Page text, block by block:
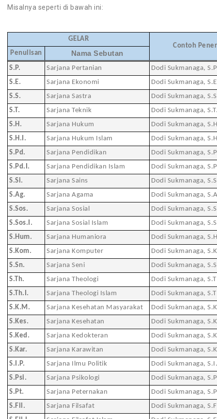
Misalnya seperti di bawah ini:
GELAR
Contoh
Penulisan
Nama Sebutan
S.P. Sarjana Pertanian
Dodi Sukmanaga,
S.E.
Sarjana Ekonomi
Dodi Sukmanaga,
S.S.
Sarjana Sastra
Dodi Sukmanaga,
S.T.
Sarjana Teknik
Dodi Sukmanaga,
S.H.
Sarjana Hukum
Dodi Sukmanaga,
S.H.I.
Sarjana Hukum Islam
Dodi Sukmanaga,
S.Pd.
Sarjana Pendidikan
Dodi Sukmanaga,
S.Pd.I.
Sarjana Pendidikan Islam
Dodi Sukmanaga,
S.Si.
Sarjana Sains
Dodi Sukmanaga,
S.Ag.
Sarjana Agama
Dodi Sukmanaga,
S.Sos.
Sarjana Sosial
Dodi Sukmanaga,
S.Sos.I.
Sarjana Sosial Islam
Dodi Sukmanaga,
S.Hum.
Sarjana Humaniora
Dodi Sukmanaga,
S.Kom.
Sarjana Komputer
Dodi Sukmanaga,
S.Sn.
Sarjana Seni
Dodi Sukmanaga,
S.Th.
Sarjana Theologi
Dodi Sukmanaga,
S.Th.I.
Sarjana Theologi Islam
Dodi Sukmanaga,
S.K.M.
Sarjana Kesehatan Masyarakat
Dodi Sukmanaga,
S.Kes.
Sarjana Kesehatan
Dodi Sukmanaga,
S.Ked.
Sarjana Kedokteran
Dodi Sukmanaga,
S.Kar.
Sarjana Karawitan
Dodi Sukmanaga,
S.I.P.
Sarjana Ilmu Politik
Dodi Sukmanaga,
S.Psi.
Sarjana Psikologi
Dodi Sukmanaga,
S.Pt.
Sarjana Peternakan
Dodi Sukmanaga,
S.Fil.
Sarjana Filsafat
Dodi Sukmanaga,